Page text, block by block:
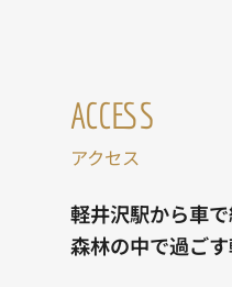
ACCESS
アクセス
軽井沢駅から車
森林の中で過ごす